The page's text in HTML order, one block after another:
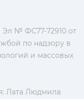
№ ФС77-72910 от
по надзору в
и массовых
Лата Людмила